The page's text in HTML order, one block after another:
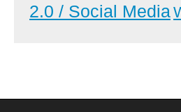
2.0 / Social Media